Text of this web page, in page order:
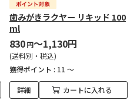
歯みがきラクヤー リキッド 100
ml
830円～1,130円
(送料別・税込)
獲得ポイント : 11 ～
詳細 カートに入れる